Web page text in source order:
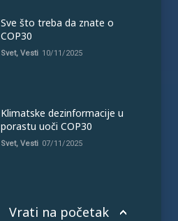
Sve što treba da znate o
COP30
Svet, Vesti 10/11/2025
Klimatske dezinformacije u
porastu uoči COP30
Svet, Vesti 07/11/2025
Vrati na početak